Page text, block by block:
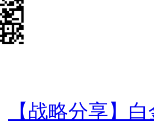
【战略分享】